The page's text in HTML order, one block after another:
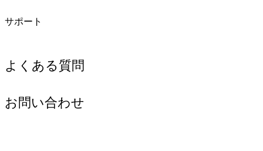
サポート
よくある質問
お問い合わせ